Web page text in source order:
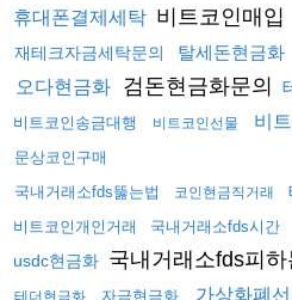
휴대폰결제세탁 비트코인매입
재테크자금세탁문의
탈세돈현금화
오다현금화
검돈현금화문의
비트코인송금대행 비트코인선물 비
문상코인구매
국내거래소fds뚫는법
코인현금직거래
비트코인개인거래 국내거래소fds시간
usdc현금화 국내거래소fds피하
테더현금화 자금현금화 가상화폐